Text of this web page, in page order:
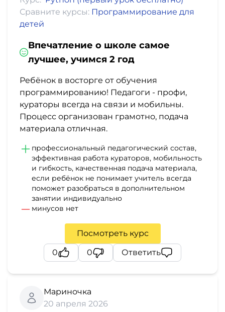
Сравните курсы: Программирование для
детей
Впечатление о школе самое
лучшее, учимся 2 год
Ребёнок в восторге от обучения
программированию! Педагоги - профи,
кураторы всегда на связи и мобильны.
Процесс организован грамотно, подача
материала отличная.
профессиональный педагогический состав,
эффективная работа кураторов, мобильность
и гибкость, качественная подача материала,
если ребёнок не понимает учитель всегда
поможет разобраться в дополнительном
занятии индивидуально
минусов нет
Посмотреть курс
0
0 Ответить
Мариночка
20 апреля 2026